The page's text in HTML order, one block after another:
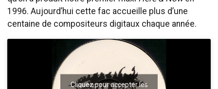
1996. Aujourd’hui cette fac accueille plus d’une
centaine de compositeurs digitaux chaque année.
Cliquez pour accepter les